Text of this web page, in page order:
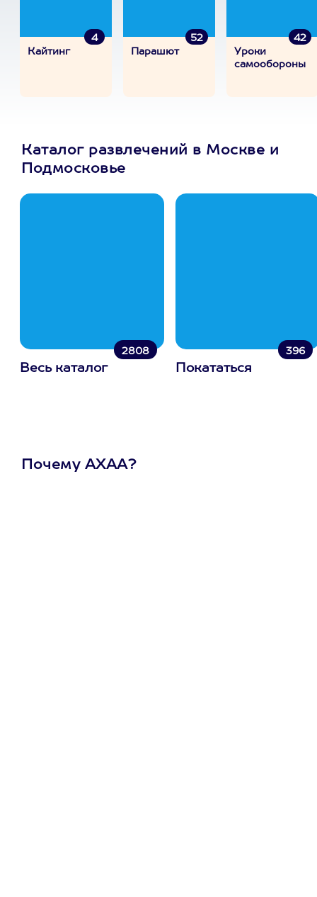
4
Кайтинг
52
Парашют
42
Уроки
самообороны
Каталог развлечений в Москве и
Подмосковье
2808
Весь каталог
396
Покататься
Почему АХАА?